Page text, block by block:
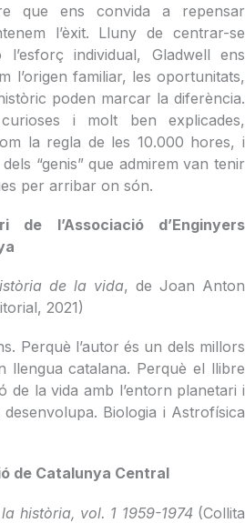
que ens convida a repensar
l’èxit. Lluny de centrar-se
individual, Gladwell ens
l’origen familiar, les oportunitats,
poden marcar la diferència.
i molt ben explicades,
la regla de les 10.000 hores, i
“genis” que admirem van tenir
per arribar on són.
de l’Associació d’Enginyers
de la vida, de Joan Anton
2021)
Perquè l’autor és un dels millors
llengua catalana. Perquè el llibre
de la vida amb l’entorn planetari i
Biologia i Astrofísica
de Catalunya Central
història, vol. 1 1959-1974 (Collita